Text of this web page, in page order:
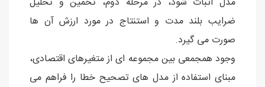
ضرایب بلند مدت و استنتاج در مورد ارزش آن ها
صورت می گیرد.
وجود همجمعی بین مجموعه ای از متغیرهای اقتصادی،
مبنای استفاده از مدل های تصحیح خطا را فراهم می